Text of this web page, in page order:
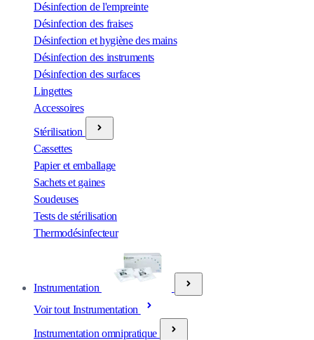
Désinfection de l'empreinte
Désinfection des fraises
Désinfection et hygiène des mains
Désinfection des instruments
Désinfection des surfaces
Lingettes
Accessoires
Stérilisation
Cassettes
Papier et emballage
Sachets et gaines
Soudeuses
Tests de stérilisation
Thermodésinfecteur
Instrumentation
Voir tout Instrumentation
Instrumentation omnipratique